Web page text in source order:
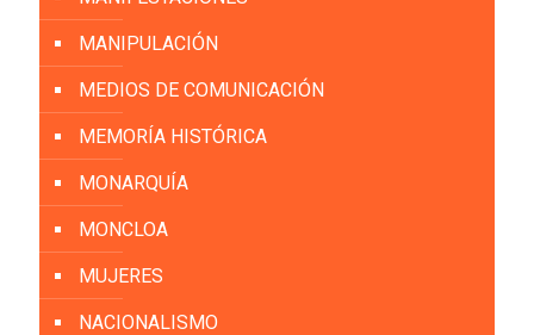
MANIPULACIÓN
MEDIOS DE COMUNICACIÓN
MEMORÍA HISTÓRICA
MONARQUÍA
MONCLOA
MUJERES
NACIONALISMO